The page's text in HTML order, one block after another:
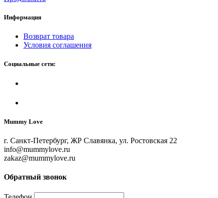
Информация
Возврат товара
Условия соглашения
Социальные сети:
Mummy Love
г. Санкт-Петербург, ЖР Славянка, ул. Ростовская 22
info@mummylove.ru
zakaz@mummylove.ru
Обратный звонок